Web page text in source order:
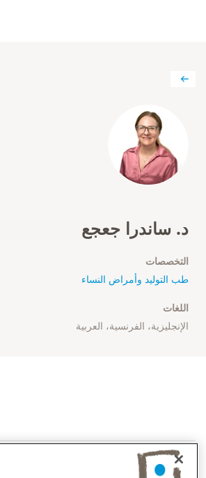
د. ساندرا جعجع
التخصصات
طب التوليد وأمراض النساء
اللغات
الإنجليزية، الفرنسية، العربية